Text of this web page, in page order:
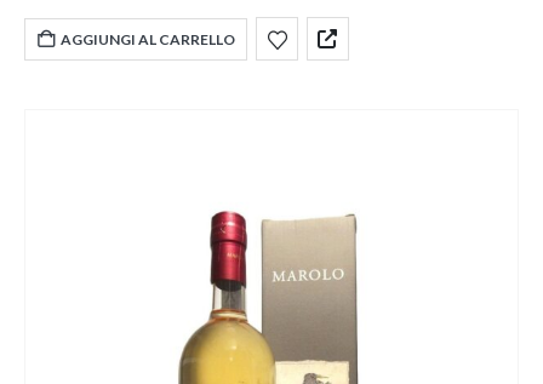
e fiori Sapore: delicato , lunga persistenza.
AGGIUNGI AL CARRELLO